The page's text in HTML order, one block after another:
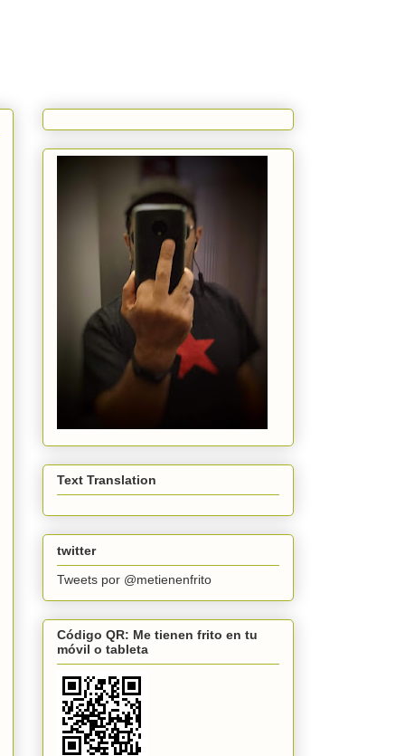
Text Translation
twitter
Tweets por @metienenfrito
Código QR: Me tienen frito en tu
móvil o tableta